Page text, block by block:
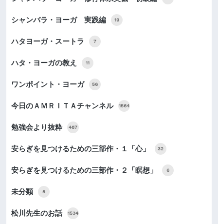
シャンバラ・ヨーガ 実践編 19
ハタヨーガ・スートラ 7
ハタ・ヨーガの教え 11
ワンポイント・ヨーガ 56
今日のＡＭＲＩＴＡチャンネル 1564
勉強会より抜粋 487
安らぎを見つけるための三部作・１「心」 32
安らぎを見つけるための三部作・２「瞑想」 6
未分類 5
松川先生のお話 1534